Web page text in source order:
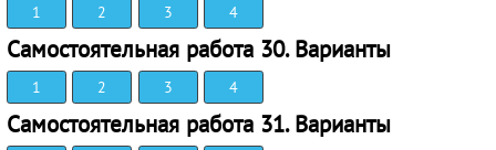
1 2 3 4
Самостоятельная работа 30. Варианты
1 2 3 4
Самостоятельная работа 31. Варианты